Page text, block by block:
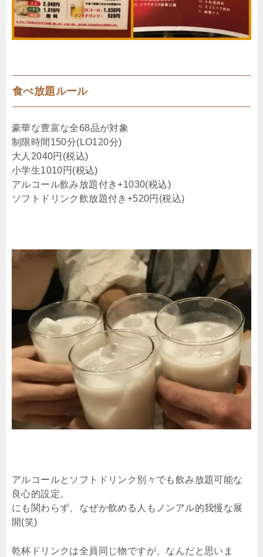
食べ放題ルール
豪華な豊富な全68品が対象
制限時間150分(LO120分)
大人2040円(税込)
小学生1010円(税込)
アルコール飲み放題付き+1030(税込)
ソフトドリンク飲放題付き+520円(税込)
アルコールとソフトドリンク別々でも飲み放題可能な
良心的設定。
にも関わらず、なぜか飲める人もノンアル的我慢な展
開(笑)
乾杯ドリンクは全員同じ物ですが、なんだと思いま